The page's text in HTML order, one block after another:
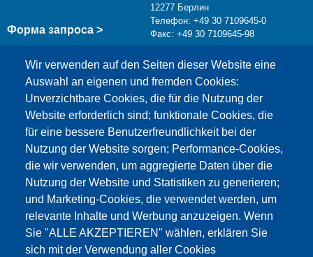
Wir verwenden auf den Seiten dieser Website eine
Auswahl an eigenen und fremden Cookies:
Unverzichtbare Cookies, die für die Nutzung der
Website erforderlich sind; funktionale Cookies, die
für eine bessere Benutzerfreundlichkeit bei der
Nutzung der Website sorgen; Performance-Cookies,
die wir verwenden, um aggregierte Daten über die
Nutzung der Website und Statistiken zu generieren;
und Marketing-Cookies, die verwendet werden, um
relevante Inhalte und Werbung anzuzeigen. Wenn
Sie "ALLE AKZEPTIEREN" wählen, erklären Sie
sich mit der Verwendung aller Cookies
Форма запроса >
12277 Берлин
Телефон: +49 30 7109645-0
Факс: +49 30 7109645-98
info@testing.de
Этот материал заблокирован, потому что
файлы cookie Google Maps не были приняты.
НЕОБХОДИМО ПРИНЯТЬ ТОЛЬКО
ФАЙЛЫ COOKIE GOOGLE MAPS.